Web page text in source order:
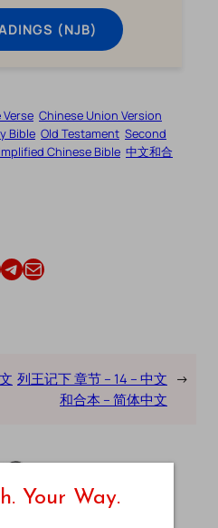
(NJB)
Verse Chinese Union Version
Bible Old Testament Second
Chinese Bible 中文和合
Share this article on TelegramEmail this Article
列王记下 章节 – 14 – 中文
和合本 – 简体中文
→
Your Way.